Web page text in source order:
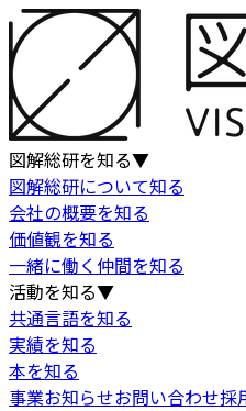
図解総研を知る▼
図解総研について知る
会社の概要を知る
価値観を知る
一緒に働く仲間を知る
活動を知る▼
共通言語を知る
実績を知る
本を知る
事業お知らせお問い合わせ採